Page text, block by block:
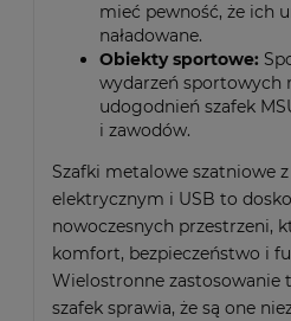
mieć pewność, że ich
naładowane.
Obiekty sportowe:
wydarzeń sportowych
udogodnień szafek
i zawodów.
Szafki metalowe szatniowe
elektrycznym i USB to
nowoczesnych przestrzeni,
komfort, bezpieczeństwo i
Wielostronne zastosowanie
szafek sprawia, że są one